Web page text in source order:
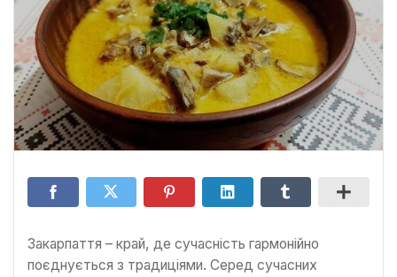
Закарпаття – край, де сучасність гармонійно
поєднується з традиціями. Серед сучасних